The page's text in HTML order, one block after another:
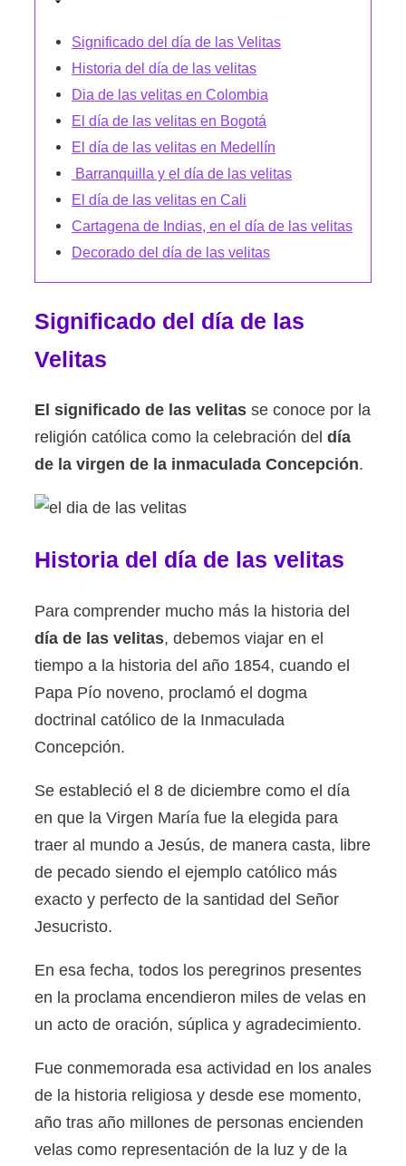
Significado del día de las Velitas
Historia del día de las velitas
Dia de las velitas en Colombia
El día de las velitas en Bogotá
El día de las velitas en Medellín
Barranquilla y el día de las velitas
El día de las velitas en Cali
Cartagena de Indias, en el día de las velitas
Decorado del día de las velitas
Significado del día de las
Velitas
El significado de las velitas se conoce por la
religión católica como la celebración del día
de la virgen de la inmaculada Concepción.
Historia del día de las velitas
Para comprender mucho más la historia del
día de las velitas, debemos viajar en el
tiempo a la historia del año 1854, cuando el
Papa Pío noveno, proclamó el dogma
doctrinal católico de la Inmaculada
Concepción.
Se estableció el 8 de diciembre como el día
en que la Virgen María fue la elegida para
traer al mundo a Jesús, de manera casta, libre
de pecado siendo el ejemplo católico más
exacto y perfecto de la santidad del Señor
Jesucristo.
En esa fecha, todos los peregrinos presentes
en la proclama encendieron miles de velas en
un acto de oración, súplica y agradecimiento.
Fue conmemorada esa actividad en los anales
de la historia religiosa y desde ese momento,
año tras año millones de personas encienden
velas como representación de la luz y de la